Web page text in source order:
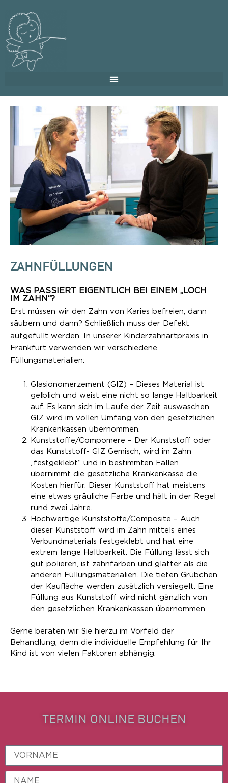
ZAHNFÜLLUNGEN
WAS PASSIERT EIGENTLICH BEI EINEM „LOCH
IM ZAHN“?
Erst müssen wir den Zahn von Karies befreien, dann
säubern und dann? Schließlich muss der Defekt
aufgefüllt werden. In unserer Kinderzahnartpraxis in
Frankfurt verwenden wir verschiedene
Füllungsmaterialien:
Glasionomerzement (GIZ) – Dieses Material ist
gelblich und weist eine nicht so lange Haltbarkeit
auf. Es kann sich im Laufe der Zeit auswaschen.
GIZ wird im vollen Umfang von den gesetzlichen
Krankenkassen übernommen.
Kunststoffe/Compomere – Der Kunststoff oder
das Kunststoff- GIZ Gemisch, wird im Zahn
„festgeklebt“ und in bestimmten Fällen
übernimmt die gesetzliche Krankenkasse die
Kosten hierfür. Dieser Kunststoff hat meistens
eine etwas gräuliche Farbe und hält in der Regel
rund zwei Jahre.
Hochwertige Kunststoffe/Composite – Auch
dieser Kunststoff wird im Zahn mittels eines
Verbundmaterials festgeklebt und hat eine
extrem lange Haltbarkeit. Die Füllung lässt sich
gut polieren, ist zahnfarben und glatter als die
anderen Füllungsmaterialien. Die tiefen Grübchen
der Kaufläche werden zusätzlich versiegelt. Eine
Füllung aus Kunststoff wird nicht gänzlich von
den gesetzlichen Krankenkassen übernommen.
Gerne beraten wir Sie hierzu im Vorfeld der
Behandlung, denn die individuelle Empfehlung für Ihr
Kind ist von vielen Faktoren abhängig.
TERMIN ONLINE BUCHEN